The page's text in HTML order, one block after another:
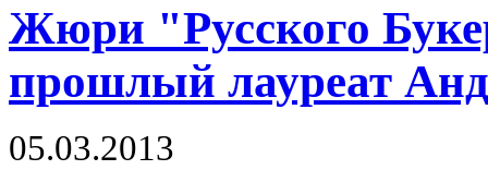
Жюри "Русского
прошлый лауреат
05.03.2013